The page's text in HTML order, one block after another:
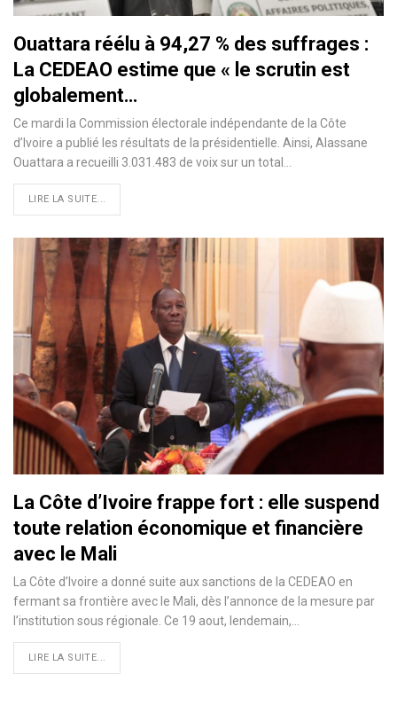
Ouattara réélu à 94,27 % des suffrages :
La CEDEAO estime que « le scrutin est
globalement…
Ce mardi la Commission électorale indépendante de la Côte
d’Ivoire a publié les résultats de la présidentielle. Ainsi, Alassane
Ouattara a recueilli 3.031.483 de voix sur un total
LIRE LA SUITE...
La Côte d’Ivoire frappe fort : elle suspend
toute relation économique et financière
avec le Mali
La Côte d’Ivoire a donné suite aux sanctions de la CEDEAO en
fermant sa frontière avec le Mali, dès l’annonce de la mesure par
l’institution sous régionale. Ce 19 aout, lendemain,…
LIRE LA SUITE...